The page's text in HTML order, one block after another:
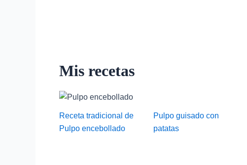
Mis recetas
Receta tradicional de
Pulpo encebollado
Pulpo guisado con
patatas